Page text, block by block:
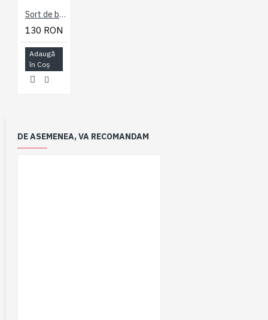
Sort de baie cu Dungi Grena - Stripe Swim Shorts Wine - 2XL 3XL 4XL 5XL 6XL 7XL
130 RON
Adaugă
în Coş
DE ASEMENEA, VA RECOMANDAM